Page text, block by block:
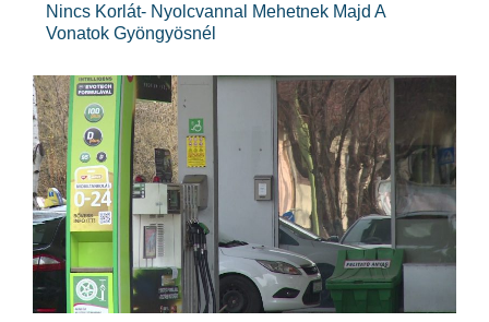
Nincs Korlát- Nyolcvannal Mehetnek Majd A
Vonatok Gyöngyösnél